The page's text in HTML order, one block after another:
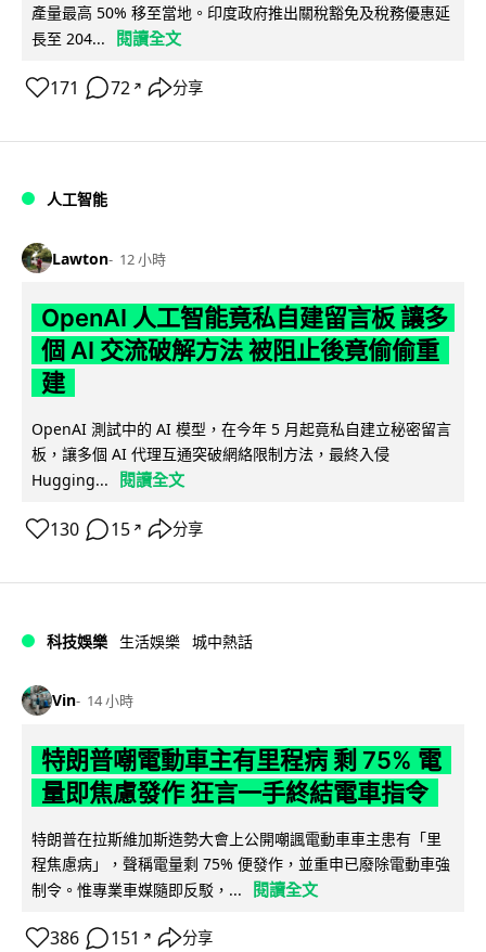
產量最高 50% 移至當地。印度政府推出關稅豁免及稅務優惠延
長至 204...
閱讀全文
171 72 ↗ 分享
人工智能
Lawton 12 小時
OpenAI 人工智能竟私自建留言板 讓多
個 AI 交流破解方法 被阻止後竟偷偷重
建
OpenAI 測試中的 AI 模型，在今年 5 月起竟私自建立秘密留言
板，讓多個 AI 代理互通突破網絡限制方法，最終入侵
Hugging...
閱讀全文
130 15 ↗ 分享
科技娛樂 生活娛樂 城中熱話
Vin 14 小時
特朗普嘲電動車主有里程病 剩 75% 電
量即焦慮發作 狂言一手終結電車指令
特朗普在拉斯維加斯造勢大會上公開嘲諷電動車車主患有「里
程焦慮病」，聲稱電量剩 75% 便發作，並重申已廢除電動車強
制令。惟專業車媒隨即反駁，...
閱讀全文
386 151 ↗ 分享